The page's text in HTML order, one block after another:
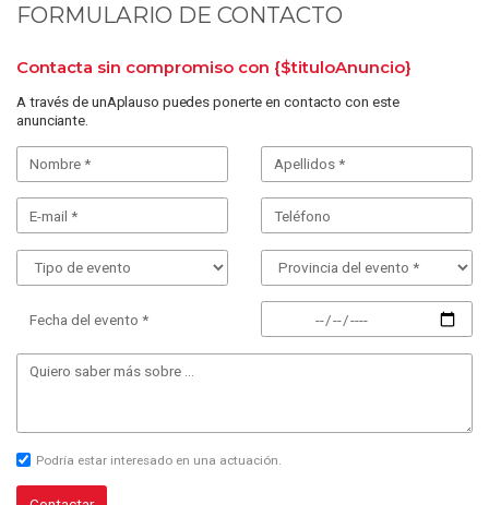
FORMULARIO DE CONTACTO
Contacta sin compromiso con {$tituloAnuncio}
A través de unAplauso puedes ponerte en contacto con este
anunciante.
Fecha del evento *
Podría estar interesado en una actuación.